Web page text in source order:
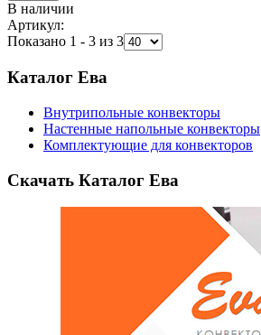
В наличии
Артикул:
Показано 1 - 3 из 3
Каталог Ева
Внутрипольные конвекторы
Настенные напольные конвекторы
Комплектующие для конвекторов
Скачать Каталог Ева